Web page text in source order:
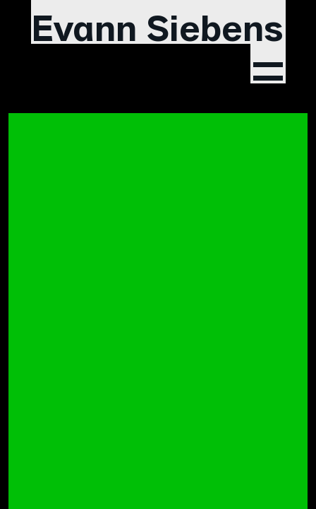
Evann Siebens